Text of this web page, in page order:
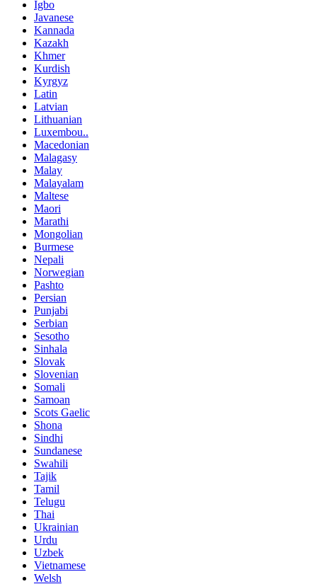
Igbo
Javanese
Kannada
Kazakh
Khmer
Kurdish
Kyrgyz
Latin
Latvian
Lithuanian
Luxembou..
Macedonian
Malagasy
Malay
Malayalam
Maltese
Maori
Marathi
Mongolian
Burmese
Nepali
Norwegian
Pashto
Persian
Punjabi
Serbian
Sesotho
Sinhala
Slovak
Slovenian
Somali
Samoan
Scots Gaelic
Shona
Sindhi
Sundanese
Swahili
Tajik
Tamil
Telugu
Thai
Ukrainian
Urdu
Uzbek
Vietnamese
Welsh